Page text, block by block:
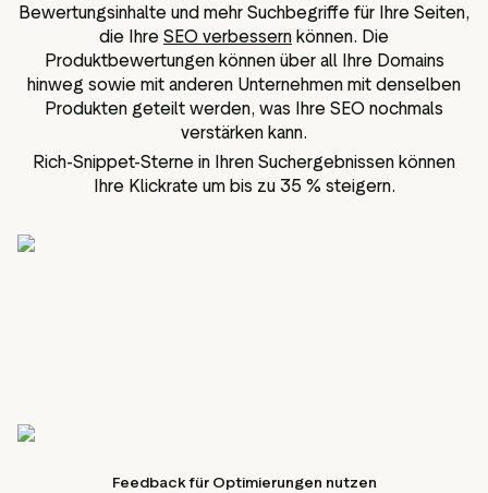
Bewertungsinhalte und mehr Suchbegriffe für Ihre Seiten,
die Ihre SEO verbessern können. Die
Produktbewertungen können über all Ihre Domains
hinweg sowie mit anderen Unternehmen mit denselben
Produkten geteilt werden, was Ihre SEO nochmals
verstärken kann.
Rich-Snippet-Sterne in Ihren Suchergebnissen können
Ihre Klickrate um bis zu 35 % steigern.
Feedback für Optimierungen nutzen